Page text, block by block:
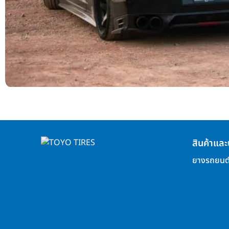
สินค้าแล
ยางรถยน